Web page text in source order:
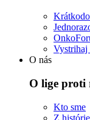
Vystrihaj
O nás
O lige proti
Kto sme
Z histórie